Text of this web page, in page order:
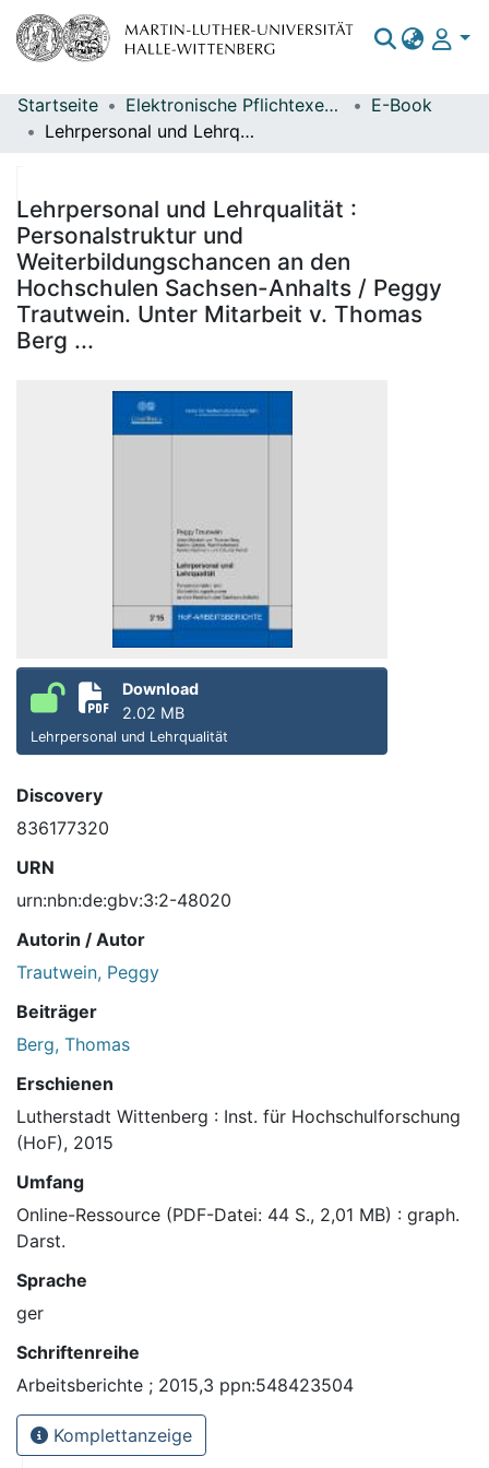
Bereiche & Sammlungen
Statistiken
Startseite Elektronische Pflichtexemplare
E-Book
Lehrpersonal und Lehrqualität : Personalstruktur und Weiterbildungschancen an den Hochschulen Sachsen-Anhalts / Peggy Trautwein. Unter Mitarbeit v. Thomas Berg ...
Lehrpersonal und Lehrqualität :
Personalstruktur und
Weiterbildungschancen an den
Hochschulen Sachsen-Anhalts / Peggy
Trautwein. Unter Mitarbeit v. Thomas
Berg ...
Download
2.02 MB
Lehrpersonal und Lehrqualität
Discovery
836177320
URN
urn:nbn:de:gbv:3:2-48020
Autorin / Autor
Trautwein, Peggy
Beiträger
Berg, Thomas
Erschienen
Lutherstadt Wittenberg : Inst. für Hochschulforschung
(HoF), 2015
Umfang
Online-Ressource (PDF-Datei: 44 S., 2,01 MB) : graph.
Darst.
Sprache
ger
Schriftenreihe
Arbeitsberichte ; 2015,3 ppn:548423504
Komplettanzeige